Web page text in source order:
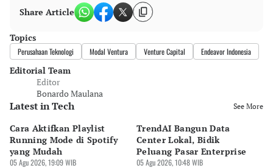
Share Article
Topics
Perusahaan Teknologi Modal Ventura Venture Capital Endeavor Indonesia
Editorial Team
Editor
Bonardo Maulana
Latest in Tech See More
Cara Aktifkan Playlist
Running Mode di Spotify
yang Mudah
05 Agu 2026, 19:09 WIB
TrendAI Bangun Data
Center Lokal, Bidik
Peluang Pasar Enterprise
05 Agu 2026, 10:48 WIB